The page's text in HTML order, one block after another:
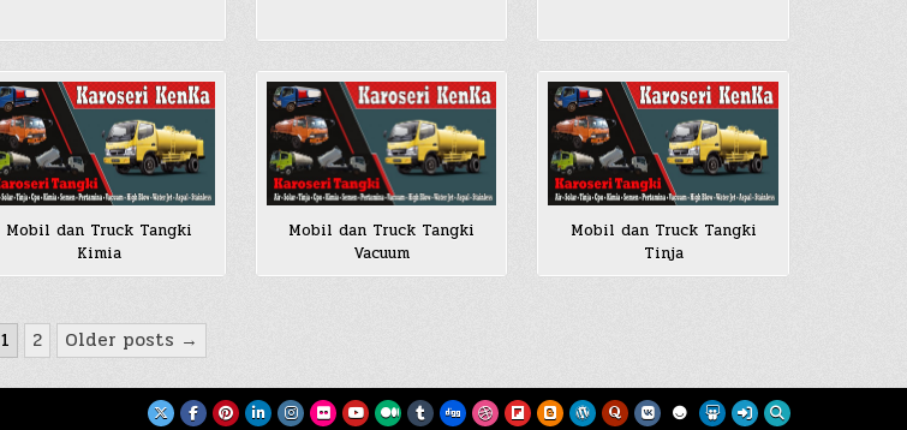
Mobil dan Truck Tangki
Kimia
Mobil dan Truck Tangki
Vacuum
Mobil dan Truck Tangki
Tinja
1 2 Older posts →